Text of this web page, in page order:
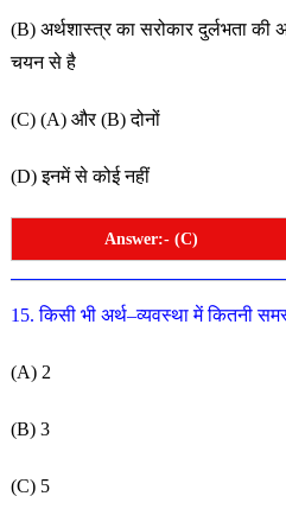
(B) अर्थशास्त्रकासरोकारदुर्लभताकी
चयनसेहै
(C) (A) और(B)दोनों
(D)इनमेंसेकोईनहीं
Answer:- (C)
15.किसी भी अर्थ–व्यवस्थामें कितनी
(A) 2
(B) 3
(C) 5